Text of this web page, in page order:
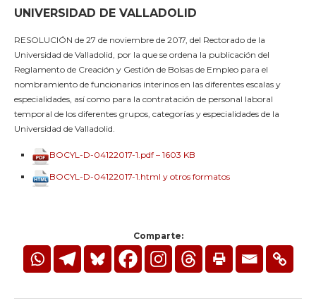
UNIVERSIDAD DE VALLADOLID
RESOLUCIÓN de 27 de noviembre de 2017, del Rectorado de la
Universidad de Valladolid, por la que se ordena la publicación del
Reglamento de Creación y Gestión de Bolsas de Empleo para el
nombramiento de funcionarios interinos en las diferentes escalas y
especialidades, así como para la contratación de personal laboral
temporal de los diferentes grupos, categorías y especialidades de la
Universidad de Valladolid.
BOCYL-D-04122017-1.pdf – 1603 KB
BOCYL-D-04122017-1.html y otros formatos
Comparte: